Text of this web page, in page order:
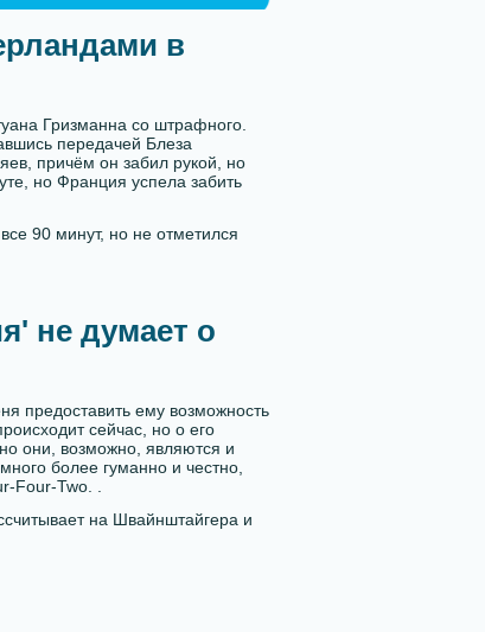
в
Гризманна со штрафного.
передачей Блеза
причём он забил рукой, но
но Франция успела забить
90 минут, но не отметился
не думает о
предоставить ему возможность
сейчас, но о его
они, возможно, являются и
более гуманно и честно,
Four-Two. .
на Швайнштайгера и